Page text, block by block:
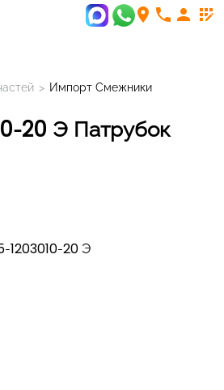
room phone person app_registration
> Импорт Смежники
1203010-20 Э